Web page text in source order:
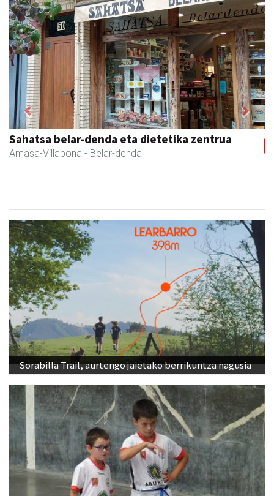
Sahatsa belar-denda eta dietetika zentrua
Amasa-Villabona - Belar-denda
Previous Next
Sorabilla Trail, aurtengo jaietako berrikuntza nagusia